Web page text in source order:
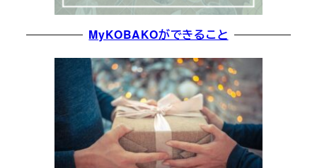
MyKOBAKOができること